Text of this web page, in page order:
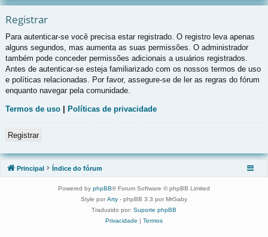
Registrar
Para autenticar-se você precisa estar registrado. O registro leva apenas
alguns segundos, mas aumenta as suas permissões. O administrador
também pode conceder permissões adicionais a usuários registrados.
Antes de autenticar-se esteja familiarizado com os nossos termos de uso
e políticas relacionadas. Por favor, assegure-se de ler as regras do fórum
enquanto navegar pela comunidade.
Termos de uso Políticas de privacidade
Registrar
Principal Índice do fórum
Powered by phpBB® Forum Software © phpBB Limited
Style por Arty - phpBB 3.3 por MrGaby
Traduzido por: Suporte phpBB
Privacidade | Termos